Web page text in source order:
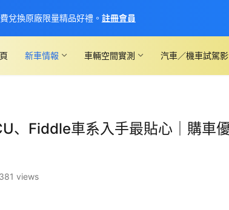
新車情報 車輛空間實測 汽車／機車試駕
、Fiddle車系入手最貼心｜購車
381 views
兌換原廠限量精品好禮。 註冊會員